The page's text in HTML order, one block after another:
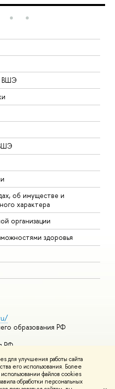
для улучшения работы сайта
его использования. Более
файлов cookies
обработки персональных
ВШЭ
об имуществе и
характера
организации
здоровья
образования РФ
РФ
курсы